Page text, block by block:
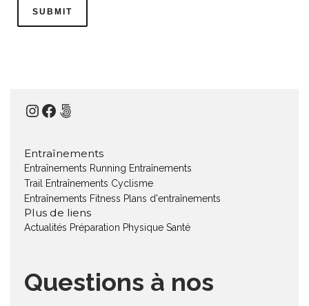
Instagram
Facebook
500px
Entraînements
Entraînements Running Entraînements
Trail
Entraînements Cyclisme
Entraînements Fitness Plans d'entraînements
Plus de liens
Actualités Préparation Physique Santé
Questions à nos